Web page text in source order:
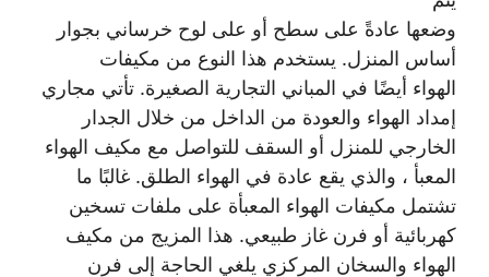
وضعها عادةً على سطح أو على لوح خرساني بجوار
أساس المنزل. يستخدم هذا النوع من مكيفات
الهواء أيضًا في المباني التجارية الصغيرة. تأتي مجاري
إمداد الهواء والعودة من الداخل من خلال الجدار
الخارجي للمنزل أو السقف للتواصل مع مكيف الهواء
المعبأ ، والذي يقع عادة في الهواء الطلق. غالبًا ما
تشتمل مكيفات الهواء المعبأة على ملفات تسخين
كهربائية أو فرن غاز طبيعي. هذا المزيج من مكيف
الهواء والسخان المركزي يلغي الحاجة إلى فرن